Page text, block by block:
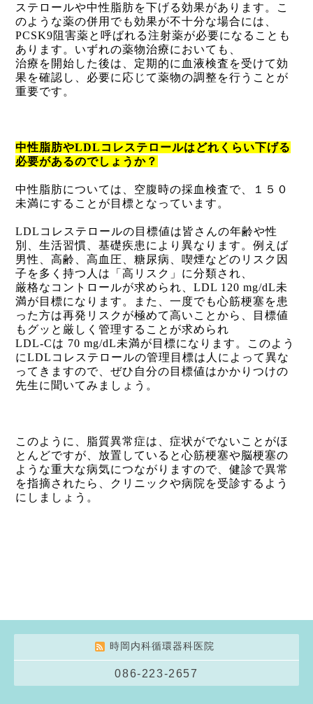
ステロールや中性脂肪を下げる効果があります。こ
のような薬の併用でも効果が不十分な場合には、
PCSK9阻害薬と呼ばれる注射薬が必要になることも
あります。いずれの薬物治療においても、
治療を開始した後は、定期的に血液検査を受けて効
果を確認し、必要に応じて薬物の調整を行うことが
重要です。
中性脂肪やLDL コレステロールはどれくらい下げる
必要があるのでしょうか？
中性脂肪については、空腹時の採血検査で、１５０
未満にすることが目標となっています。
LDL コレステロールの目標値は皆さんの年齢や性
別、生活習慣、基礎疾患により異なります。例えば
男性、高齢、高血圧、糖尿病、喫煙などのリスク因
子を多く持つ人は「高リスク」に分類され、
厳格なコントロールが求められ、 LDL 120 mg/dL未
満が目標になります。また、一度でも心筋梗塞を患
った方は再発リスクが極めて高いことから、目標値
もグッと厳しく管理することが求められ
LDL-Cは 70 mg/dL未満が目標になります。このよう
にLDL コレステロールの管理目標は人によって異な
ってきますので、ぜひ自分の目標値はかかりつけの
先生に聞いてみましょう。
このように、脂質異常症は、症状がでないことがほ
とんどですが、放置していると心筋梗塞や脳梗塞の
ような重大な病気につながりますので、健診で異常
を指摘されたら、クリニックや病院を受診するよう
にしましょう。
時岡内科循環器科医院
086-223-2657